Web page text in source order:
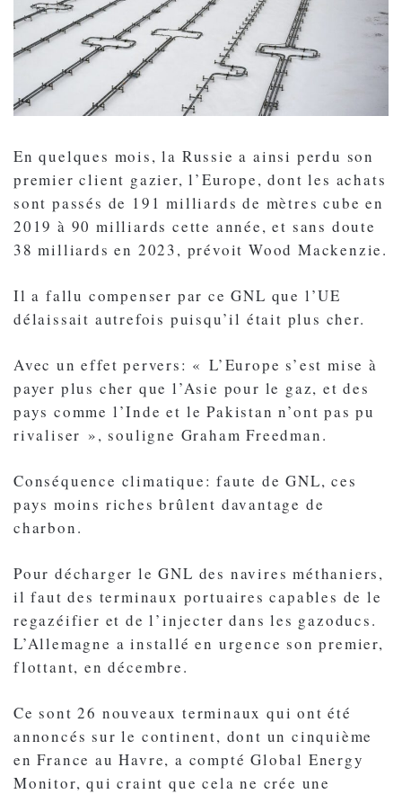
En quelques mois, la Russie a ainsi perdu son
premier client gazier, l’Europe, dont les achats
sont passés de 191 milliards de mètres cube en
2019 à 90 milliards cette année, et sans doute
38 milliards en 2023, prévoit Wood Mackenzie.
Il a fallu compenser par ce GNL que l’UE
délaissait autrefois puisqu’il était plus cher.
Avec un effet pervers: « L’Europe s’est mise à
payer plus cher que l’Asie pour le gaz, et des
pays comme l’Inde et le Pakistan n’ont pas pu
rivaliser », souligne Graham Freedman.
Conséquence climatique: faute de GNL, ces
pays moins riches brûlent davantage de
charbon.
Pour décharger le GNL des navires méthaniers,
il faut des terminaux portuaires capables de le
regazéifier et de l’injecter dans les gazoducs.
L’Allemagne a installé en urgence son premier,
flottant, en décembre.
Ce sont 26 nouveaux terminaux qui ont été
annoncés sur le continent, dont un cinquième
en France au Havre, a compté Global Energy
Monitor, qui craint que cela ne crée une